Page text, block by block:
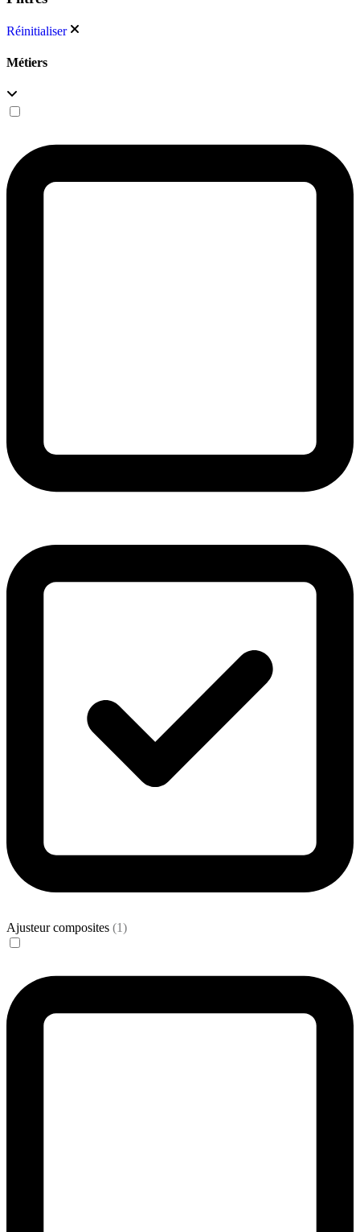
Réinitialiser
Métiers
Ajusteur composites (1)